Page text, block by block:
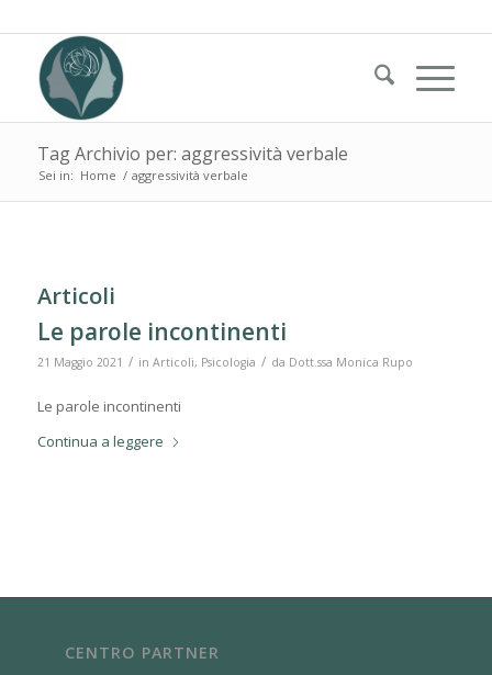
Tag Archivio per: aggressività verbale
Sei in: Home / aggressività verbale
Articoli
Le parole incontinenti
21 Maggio 2021 / in Articoli, Psicologia / da Dott.ssa Monica Rupo
Le parole incontinenti
Continua a leggere
CENTRO PARTNER